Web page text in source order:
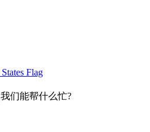
我们能帮什么忙?